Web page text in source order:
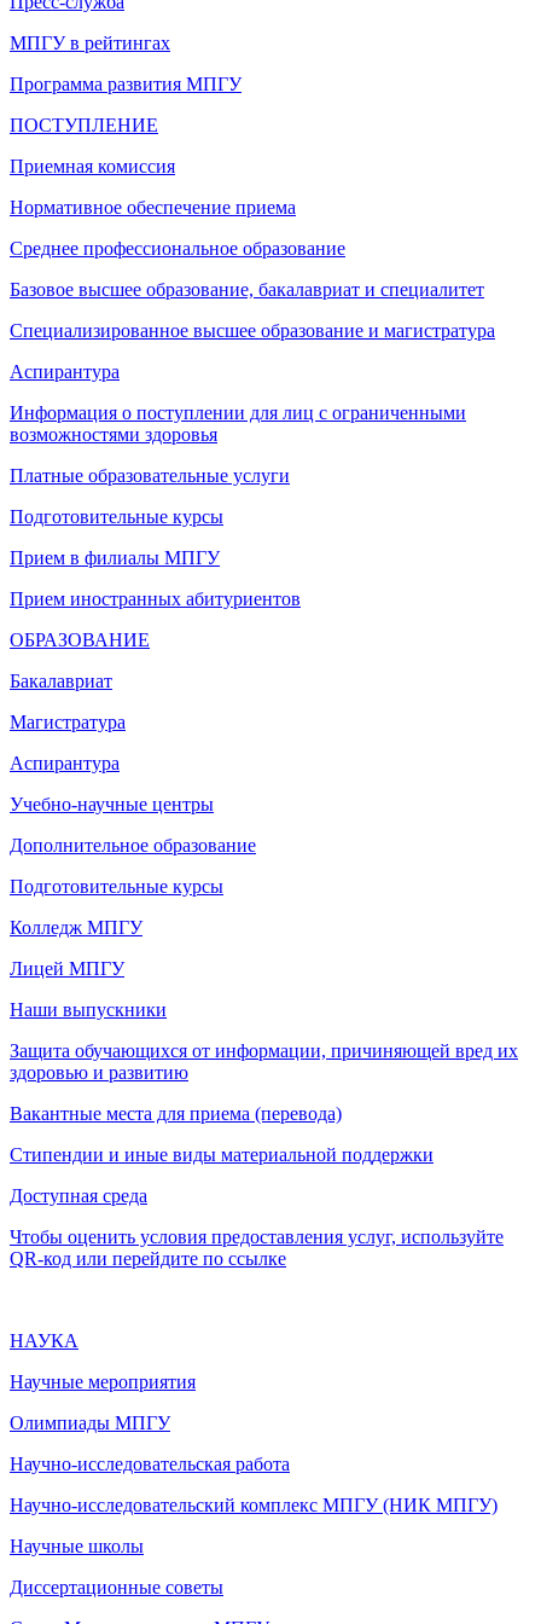
МПГУ в рейтингах
Программа развития МПГУ
ПОСТУПЛЕНИЕ
Приемная комиссия
Нормативное обеспечение приема
Среднее профессиональное образование
Базовое высшее образование, бакалавриат и специалитет
Специализированное высшее образование и магистратура
Аспирантура
Информация о поступлении для лиц с ограниченными
возможностями здоровья
Платные образовательные услуги
Подготовительные курсы
Прием в филиалы МПГУ
Прием иностранных абитуриентов
ОБРАЗОВАНИЕ
Бакалавриат
Магистратура
Аспирантура
Учебно-научные центры
Дополнительное образование
Подготовительные курсы
Колледж МПГУ
Лицей МПГУ
Наши выпускники
Защита обучающихся от информации, причиняющей вред их
здоровью и развитию
Вакантные места для приема (перевода)
Стипендии и иные виды материальной поддержки
Доступная среда
Чтобы оценить условия предоставления услуг, используйте
QR-код или перейдите по ссылке
НАУКА
Научные мероприятия
Олимпиады МПГУ
Научно-исследовательская работа
Научно-исследовательский комплекс МПГУ (НИК МПГУ)
Научные школы
Диссертационные советы